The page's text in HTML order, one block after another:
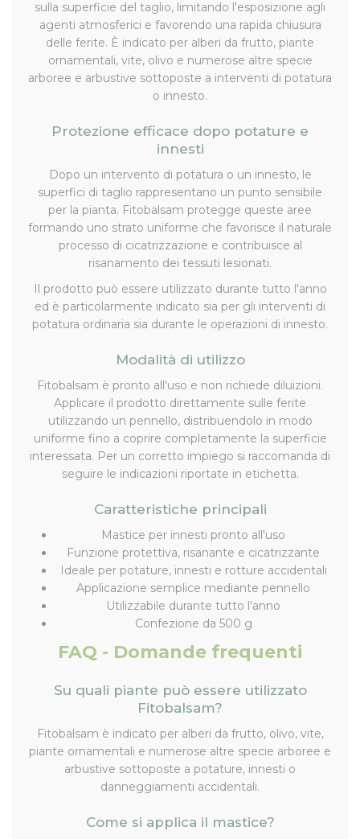
sulla superficie del taglio, limitando l'esposizione agli
agenti atmosferici e favorendo una rapida chiusura
delle ferite. È indicato per alberi da frutto, piante
ornamentali, vite, olivo e numerose altre specie
arboree e arbustive sottoposte a interventi di potatura
o innesto.
Protezione efficace dopo potature e
innesti
Dopo un intervento di potatura o un innesto, le
superfici di taglio rappresentano un punto sensibile
per la pianta. Fitobalsam protegge queste aree
formando uno strato uniforme che favorisce il naturale
processo di cicatrizzazione e contribuisce al
risanamento dei tessuti lesionati.
Il prodotto può essere utilizzato durante tutto l'anno
ed è particolarmente indicato sia per gli interventi di
potatura ordinaria sia durante le operazioni di innesto.
Modalità di utilizzo
Fitobalsam è pronto all'uso e non richiede diluizioni.
Applicare il prodotto direttamente sulle ferite
utilizzando un pennello, distribuendolo in modo
uniforme fino a coprire completamente la superficie
interessata. Per un corretto impiego si raccomanda di
seguire le indicazioni riportate in etichetta.
Caratteristiche principali
Mastice per innesti pronto all'uso
Funzione protettiva, risanante e cicatrizzante
Ideale per potature, innesti e rotture accidentali
Applicazione semplice mediante pennello
Utilizzabile durante tutto l'anno
Confezione da 500 g
FAQ - Domande frequenti
Su quali piante può essere utilizzato
Fitobalsam?
Fitobalsam è indicato per alberi da frutto, olivo, vite,
piante ornamentali e numerose altre specie arboree e
arbustive sottoposte a potature, innesti o
danneggiamenti accidentali.
Come si applica il mastice?